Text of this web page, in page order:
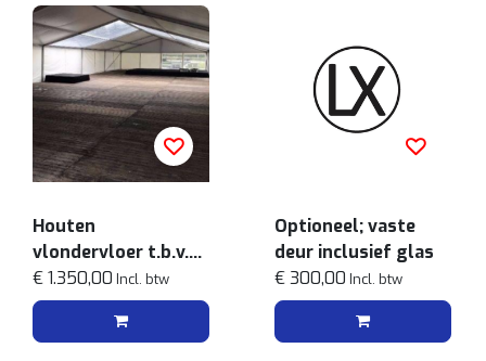
Houten
vlondervloer t.b.v.
frametent 10x30m
€ 1.350,00 Incl. btw
Optioneel; vaste
deur inclusief glas
€ 300,00 Incl. btw